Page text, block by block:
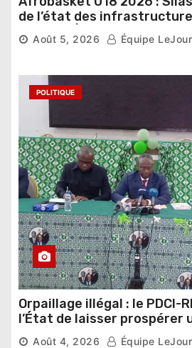
de l’état des
pour les Éléphants
Août 5, 2026 Équipe
POLITIQUE
Orpaillage illégal : le PDCI-RDA «
l’État de laisser prospérer
national »
Août 4, 2026 Équipe